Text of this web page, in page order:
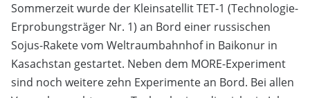
Sommerzeit wurde der Kleinsatellit TET‑1 (Technologie-
Erprobungsträger Nr. 1) an Bord einer russischen
Sojus-Rakete vom Weltraumbahnhof in Baikonur in
Kasachstan gestartet. Neben dem MORE-Experiment
sind noch weitere zehn Experimente an Bord. Bei allen